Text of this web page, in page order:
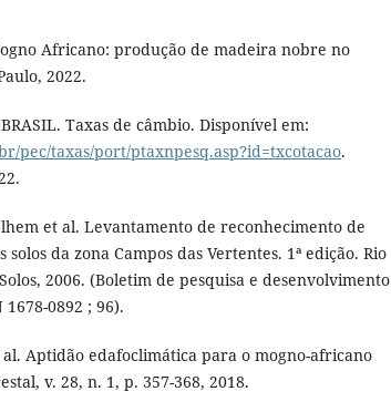
Africano: produção de madeira nobre no
2022.
Taxas de câmbio. Disponível em:
pec/taxas/port/ptaxnpesq.asp?id=txcotacao.
et al. Levantamento de reconhecimento de
da zona Campos das Vertentes. 1ª edição. Rio
2006. (Boletim de pesquisa e desenvolvimento
1678-0892 ; 96).
al. Aptidão edafoclimática para o mogno-africano
v. 28, n. 1, p. 357-368, 2018.